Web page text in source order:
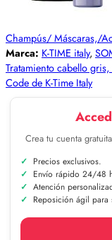
Champús/ Máscaras,/
Marca: K-TIME italy,
Tratamiento cabello
Code de K-Time Italy
Crea tu cuenta
Precios exclusivos.
Envío rápido 24/48
Atención
Reposición ágil para